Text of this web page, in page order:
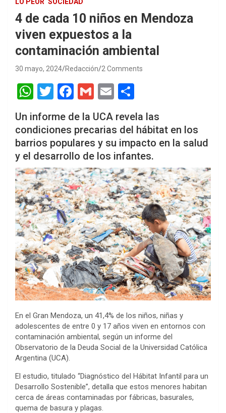
4 de cada 10 niños en Mendoza
viven expuestos a la
contaminación ambiental
30 mayo, 2024 Redacción 2 Comments
W
h
at
s
A
p
p
T
tt
er
F
ce
b
o
o
k
G
m
ail
E
ail
h
ar
e
Un informe de la UCA revela las
condiciones precarias del hábitat en los
barrios populares y su impacto en la salud
y el desarrollo de los infantes.
En el Gran Mendoza, un 41,4% de los niños, niñas y
adolescentes de entre 0 y 17 años viven en entornos con
contaminación ambiental, según un informe del
Observatorio de la Deuda Social de la Universidad Católica
Argentina (UCA).
El estudio, titulado “Diagnóstico del Hábitat Infantil para un
Desarrollo Sostenible”, detalla que estos menores habitan
cerca de áreas contaminadas por fábricas, basurales,
quema de basura y plagas.